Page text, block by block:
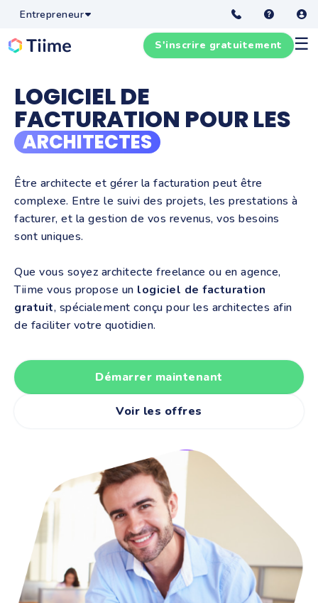
Entrepreneur
☰
S'inscrire gratuitement
LOGICIEL DE
FACTURATION POUR LES
ARCHITECTES
Être architecte et gérer la facturation peut être
complexe. Entre le suivi des projets, les prestations à
facturer, et la gestion de vos revenus, vos besoins
sont uniques.
Que vous soyez architecte freelance ou en agence,
Tiime vous propose un logiciel de facturation
gratuit, spécialement conçu pour les architectes afin
de faciliter votre quotidien.
Démarrer maintenant
Voir les offres